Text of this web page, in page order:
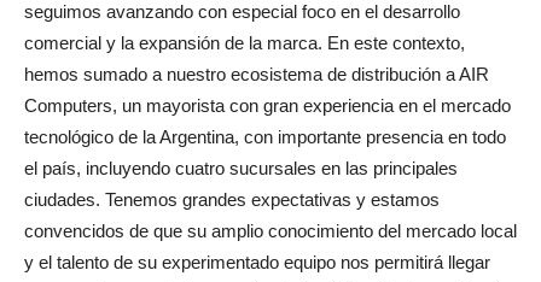
seguimos avanzando con especial foco en el desarrollo
comercial y la expansión de la marca. En este contexto,
hemos sumado a nuestro ecosistema de distribución a AIR
Computers, un mayorista con gran experiencia en el mercado
tecnológico de la Argentina, con importante presencia en todo
el país, incluyendo cuatro sucursales en las principales
ciudades. Tenemos grandes expectativas y estamos
convencidos de que su amplio conocimiento del mercado local
y el talento de su experimentado equipo nos permitirá llegar